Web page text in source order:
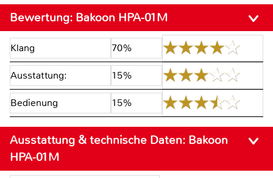
Bewertung: Bakoon HPA-01M
Klang 70%
Ausstattung: 15%
Bedienung 15%
Ausstattung & technische Daten: Bakoon
HPA-01M